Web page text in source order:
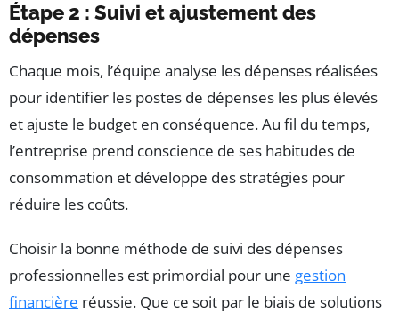
Étape 2 : Suivi et ajustement des
dépenses
Chaque mois, l’équipe analyse les dépenses réalisées
pour identifier les postes de dépenses les plus élevés
et ajuste le budget en conséquence. Au fil du temps,
l’entreprise prend conscience de ses habitudes de
consommation et développe des stratégies pour
réduire les coûts.
Choisir la bonne méthode de suivi des dépenses
professionnelles est primordial pour une gestion
financière réussie. Que ce soit par le biais de solutions